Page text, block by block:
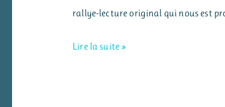
rallye-lecture original qui nous est
Kili
Lire la suite »